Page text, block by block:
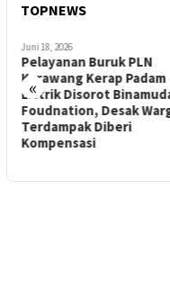
TOPNEWS
«
Juni 18, 2026
Pelayanan Buruk PLN
Karawang Kerap Padam
Listrik Disorot
Foudnation, Desak
Terdampak Diberi
Kompensasi